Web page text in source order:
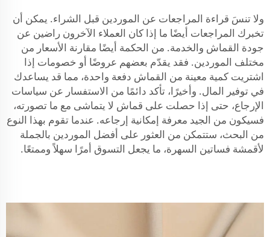
ولا تنسَ قراءة المراجعات عن الموردين قبل الشراء. يمكن أن
تخبرك المراجعات أيضًا ما إذا كان العملاء الآخرون راضين عن
جودة القماش والخدمة. من الحكمة أيضًا مقارنة الأسعار من
مختلف الموردين. فقد يقدّم بعضهم عروضًا أو خصومات إذا
اشتريت كمية معينة من القماش دفعة واحدة، مما قد يساعدك
في توفير المال. وأخيرًا، تأكد دائمًا من الاستفسار عن سياسات
الإرجاع، حتى إذا حصلت على قماش لا يتماشى مع ما تصورته،
فسيكون من الجيد معرفة إمكانية إرجاعه. عندما تقوم بهذا النوع
من البحث، ستتمكن من العثور على أفضل الموردين بالجملة
لأقمشة فساتين السهرة، ما يجعل التسوق أمرًا سهلاً وممتعًا.